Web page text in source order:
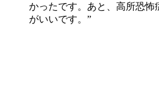
かったです。あと、高所恐怖
がいいです。”